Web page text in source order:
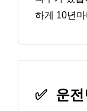
하게 10년
✅ 운